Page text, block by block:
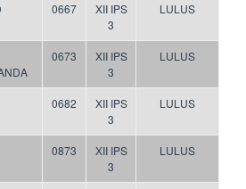
0667
XII IPS
3
LULUS
0673
XII IPS
3
LULUS
0682
XII IPS
3
LULUS
0873
XII IPS
3
LULUS